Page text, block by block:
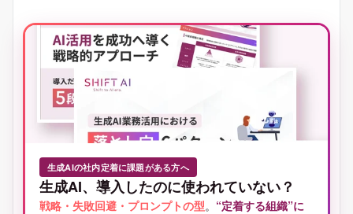
生成AIの社内定着に課題がある方へ
生成AI、導入したのに使われていない？
戦略・失敗回避・プロンプトの型。 “定着する組織”に